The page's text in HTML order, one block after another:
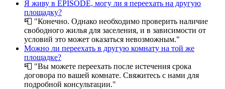
Я живу в EPISODE, могу ли я переехать на другую
площадку?
📮 "Конечно. Однако необходимо проверить наличие
свободного жилья для заселения, и в зависимости от
условий это может оказаться невозможным."
Можно ли переехать в другую комнату на той же
площадке?
📮 "Вы можете переехать после истечения срока
договора по вашей комнате. Свяжитесь с нами для
подробной консультации."